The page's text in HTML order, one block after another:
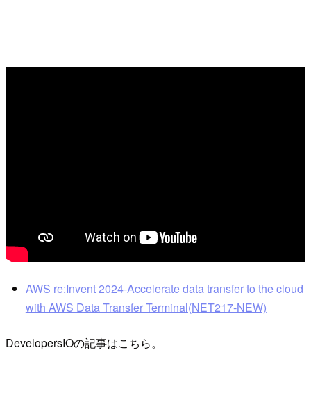
AWS re:Invent 2024-Accelerate data transfer to the cloud
with AWS Data Transfer Terminal(NET217-NEW)
DevelopersIOの記事はこちら。